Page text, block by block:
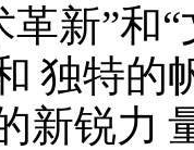
革新”和
独特的
新锐力